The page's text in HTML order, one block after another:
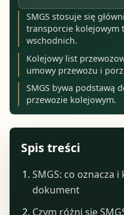
SMGS stosuje się
transporcie kolejowym
wschodnich.
Kolejowy list
umowy przewozu i
SMGS bywa podstawą
przewozie kolejowym.
Spis treści
SMGS: co oznacza
dokument
Czym różni się